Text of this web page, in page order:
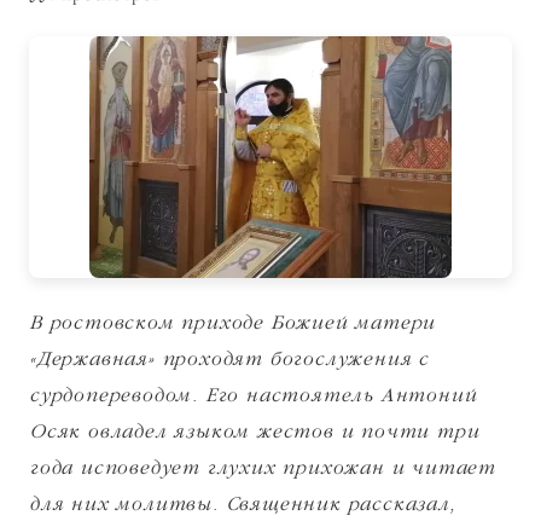
В ростовском приходе Божией матери
«Державная» проходят богослужения с
сурдопереводом. Его настоятель Антоний
Осяк овладел языком жестов и почти три
года исповедует глухих прихожан и читает
для них молитвы. Священник рассказал,